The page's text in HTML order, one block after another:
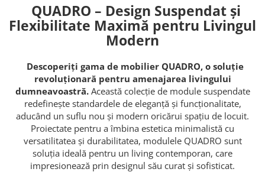
QUADRO – Design Suspendat și
Flexibilitate Maximă pentru Livingul
Modern
Descoperiți gama de mobilier QUADRO, o soluție
revoluționară pentru amenajarea livingului
dumneavoastră.Această colecție de module suspendate
redefinește standardele de eleganță și funcționalitate,
aducând un suflu nou și modern oricărui spațiu de locuit.
Proiectate pentru a îmbina estetica minimalistă cu
versatilitatea și durabilitatea, modulele QUADRO sunt
soluția ideală pentru un living contemporan, care
impresionează prin designul său curat și sofisticat.